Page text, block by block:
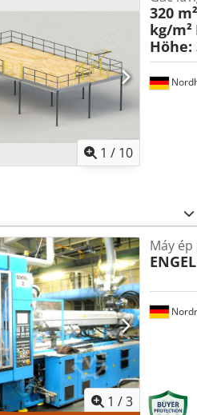
1 / 10
320
kg/m²
Höhe:
1 /3
Máy
ENGEL